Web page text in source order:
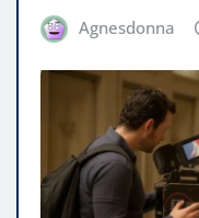
Agnesdonna